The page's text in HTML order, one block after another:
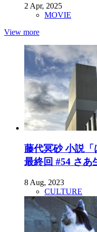
2 Apr, 2025
MOVIE
View more
藤代冥砂 小説
最終回 #54 さあ
8 Aug, 2023
CULTURE